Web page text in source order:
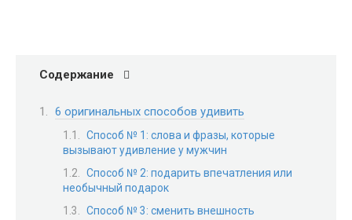
Содержание
6 оригинальных способов удивить
Способ № 1: слова и фразы, которые
вызывают удивление у мужчин
Способ № 2: подарить впечатления или
необычный подарок
Способ № 3: сменить внешность